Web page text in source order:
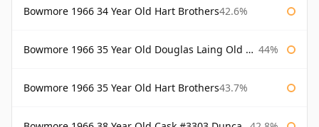
Bowmore 1966 34 Year Old Hart Brothers42.6%
Bowmore 1966 35 Year Old Douglas Laing Old Malt Cask 44%
Bowmore 1966 35 Year Old Hart Brothers43.7%